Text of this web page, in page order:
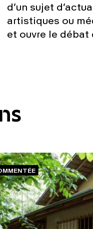
d’un sujet
artistiques ou
et ouvre le débat